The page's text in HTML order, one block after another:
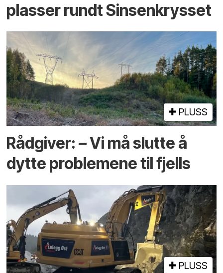
plasser rundt Sinsenkrysset
PLUSS
Rådgiver: – Vi må slutte å
dytte problemene til fjells
PLUSS